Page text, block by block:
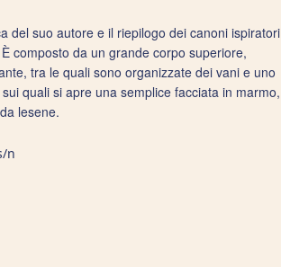
del suo autore e il riepilogo dei canoni ispiratori
composto da un grande corpo superiore,
tra le quali sono organizzate dei vani e uno
quali si apre una semplice facciata in marmo,
lesene.
n